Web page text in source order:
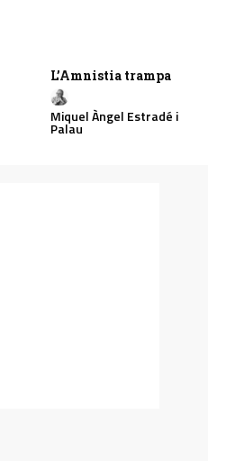
L’Amnistia trampa
Miquel Àngel Estradé i
Palau